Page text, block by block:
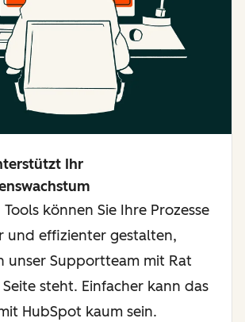
Ihr
können Sie Ihre Prozesse
und effizienter gestalten,
unser Supportteam mit Rat
steht. Einfacher kann das
HubSpot kaum sein.